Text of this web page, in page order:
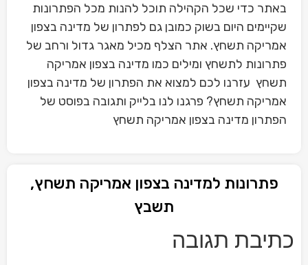
באתר כדי שכל הקהילה תוכל להנות מכל הפתרונות
שקיימים היום בשוק כמובן גם לפתרון של מדינה בצפון
אמריקה תשחץ. אתר הצלף מכיל מאגר גדול ורחב של
פתרונות לתשחץ ומילים כמו מדינה בצפון אמריקה
תשחץ עזרנו לכם למצוא את הפתרון של מדינה בצפון
אמריקה תשחץ? פרגנו לנו בלייק ותגובה בפוסט של
הפתרון מדינה בצפון אמריקה תשחץ
פתרונות למדינה בצפון אמריקה תשחץ,
תשבץ
כתיבת תגובה